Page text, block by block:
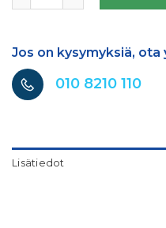
Jos on kysymyksiä, ota
010 8210 110
Lisätiedot